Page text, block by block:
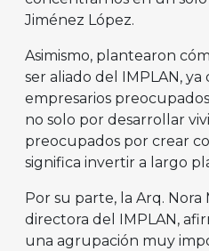
Jiménez López.
Asimismo, plantearon
ser aliado del IMPLAN,
empresarios
no solo por desarrollar
preocupados por crear
significa invertir a largo
Por su parte, la Arq.
directora del IMPLAN,
una agrupación muy